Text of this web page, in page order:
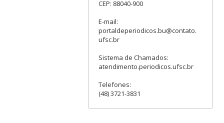
CEP: 88040-900
E-mail:
portaldeperiodicos.bu@contato.
ufsc.br
Sistema de Chamados:
atendimento.periodicos.ufsc.br
Telefones:
(48) 3721-3831